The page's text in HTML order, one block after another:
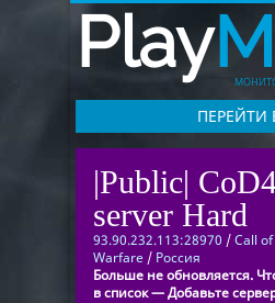
PlayM
ПЕРЕЙТИ
|Public|
server Hard
93.90.232.113:28970 /Call
Warfare / Россия
Больше не обновляется.
в список — Добавьте